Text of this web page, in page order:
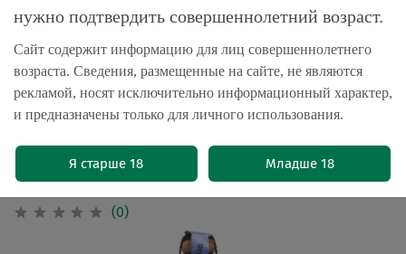
Главная Сидр
Сидр Токсовская Сидрерия Шарлотт
Пур Маман Бач 4. Винтаж 2021 /
Cider Toksovo Cidrerie Сharlotte Pour
Maman Batch 4. Vintage 2021 0.75л -
3шт
(0)
нужно подтвердить совершеннолетний возраст.
Сайт содержит информацию для лиц совершеннолетнего
возраста. Сведения, размещенные на сайте, не являются
рекламой, носят исключительно информационный характер,
и предназначены только для личного использования.
Я старше 18 Младше 18